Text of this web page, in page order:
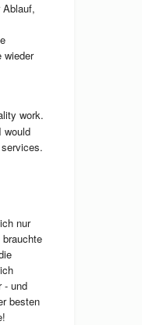
wieder
work.
would
nur
- und
besten